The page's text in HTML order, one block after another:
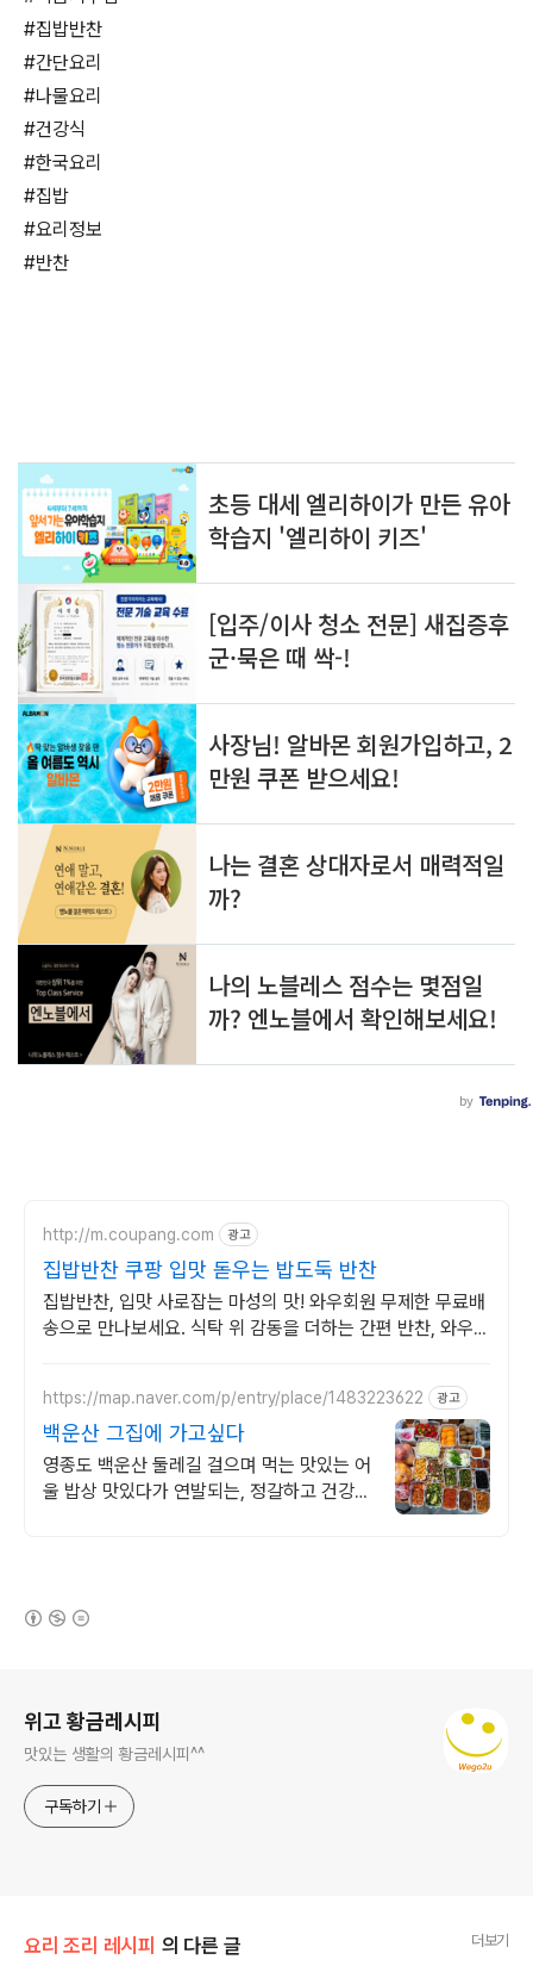
#집밥반찬
#간단요리
#나물요리
#건강식
#한국요리
#집밥
#요리정보
#반찬
http://m.coupang.com 광고
집밥반찬 쿠팡 입맛 돋우는 밥도둑 반찬
집밥반찬, 입맛 사로잡는 마성의 맛! 와우회원 무제한 무료배
송으로 만나보세요. 식탁 위 감동을 더하는 간편 반찬, 와우회
https://map.naver.com/p/entry/place/1483223622 광고
백운산 그집에 가고싶다
영종도 백운산 둘레길 걸으며 먹는 맛있는 어
울 밥상 맛있다가 연발되는, 정갈하고 건강하
위고 황금레시피
맛있는 생활의 황금레시피^^
구독하기
요리 조리 레시피 의 다른 글 더보기